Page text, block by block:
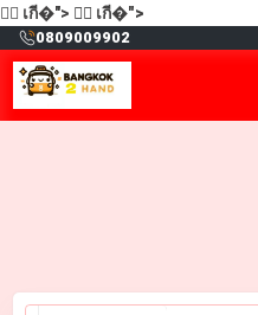
🙋‍♂️ เกี�"> 🙋‍♂️ เกี�">
0809009902